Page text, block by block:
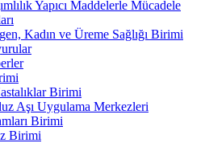
Yapıcı Maddelerle Mücadele
Kadın ve Üreme Sağlığı Birimi
Birimi
Aşı Uygulama Merkezleri
Birimi
Birimi